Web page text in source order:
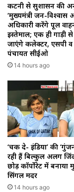
कटनी से सुशासन की
‘मुख्यमंत्री जन-विश्वास
अधिकारी करेंगे पूल
इस्तेमाल; एक ही गाड़ी
जाएंगे कलेक्टर, एसपी व
पंचायत सीईओ
14 hours ago
‘चक दे- इंडिया’ की
रही हैं बिल्कुल अलग
छोड़ कॉर्पोरेट में बनाया
सिंगल मदर
14 hours ago